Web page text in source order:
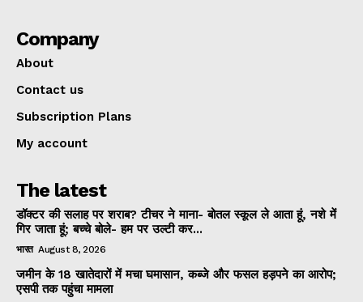
Company
About
Contact us
Subscription Plans
My account
The latest
डॉक्टर की सलाह पर शराब? टीचर ने माना- बोतल स्कूल ले आता हूं, नशे में
गिर जाता हूं; बच्चे बोले- हम पर उल्टी कर...
भारत August 8, 2026
जमीन के 18 खातेदारों में मचा घमासान, कब्जे और फसल हड़पने का आरोप;
एसपी तक पहुंचा मामला